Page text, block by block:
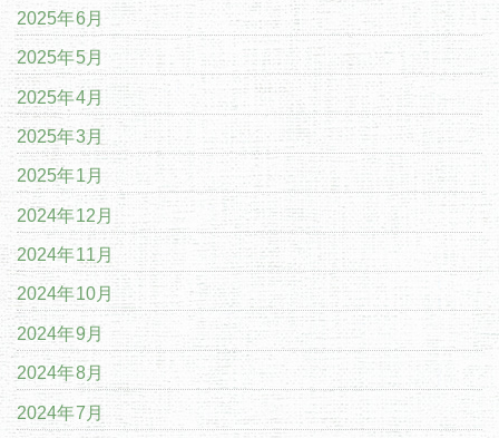
2025年6月
2025年5月
2025年4月
2025年3月
2025年1月
2024年12月
2024年11月
2024年10月
2024年9月
2024年8月
2024年7月